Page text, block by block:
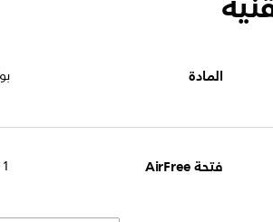
المادة
فتحة AirFree 1 قطعة